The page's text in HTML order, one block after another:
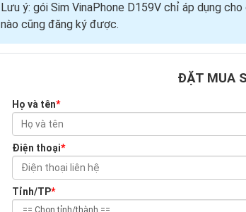
Lưu ý: gói Sim VinaPhone D159V chỉ áp dụng
nào cũng đăng ký được.
ĐẶT MUA
Họ và tên*
Điện thoại*
Tỉnh/TP*